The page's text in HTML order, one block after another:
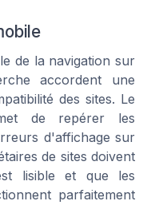
de la navigation sur
accordent une
des sites. Le
de repérer les
d'affichage sur
de sites doivent
lisible et que les
parfaitement